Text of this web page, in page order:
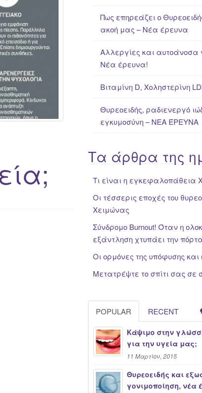
Πως επηρεάζει ο
ακοή μας – Νέα έρευνα
Αλλεργίες και αυτοάνοσα
Νέα έρευνα!
Βιταμίνη D, Χοληστερίνη
Θυρεοειδής, ραδιενεργό
εγκυμοσύνη – ΝΕΑ ΈΡΕΥΝΑ
Τα άρθρα της
Τι είναι η εγκεφαλοπάθεια
Οι τέσσερις εποχές του
Χειμώνας
Σύνδρομο Burnout! Όταν η
εξάντληση χτυπάει την
Οι ορμόνες της υπόφυσης
Μετατρέψτε το σπίτι σας σε
POPULAR RECENT
Κάψιμο στην
για την υγεία μας;
11 Μαρτίου, 2015
Θυρεοειδής και
γονιμοποίηση, νέα